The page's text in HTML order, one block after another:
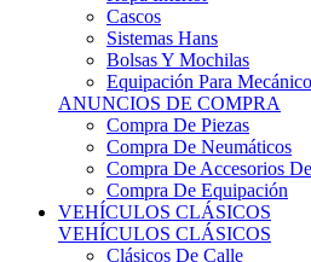
Sistemas Hans
Bolsas Y Mochilas
Equipación Para Mecánicos
ANUNCIOS DE COMPRA
Compra De Piezas
Compra De Neumáticos
Compra De Accesorios De
Compra De Equipación
VEHÍCULOS CLÁSICOS
VEHÍCULOS CLÁSICOS
Clásicos De Calle
Clásicos De Competición